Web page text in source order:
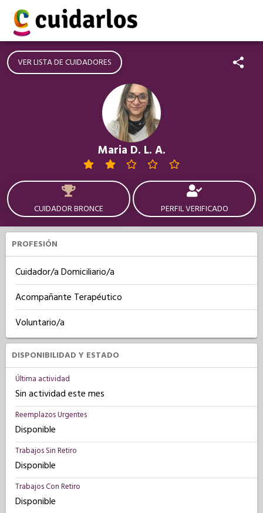
VER LISTA DE CUIDADORES
Maria D. L. A.
CUIDADOR BRONCE PERFIL VERIFICADO
PROFESIÓN
Cuidador/a Domiciliario/a
Acompañante Terapéutico
Voluntario/a
DISPONIBILIDAD Y ESTADO
Última actividad
Sin actividad este mes
Reemplazos Urgentes
Disponible
Trabajos Sin Retiro
Disponible
Trabajos Con Retiro
Disponible